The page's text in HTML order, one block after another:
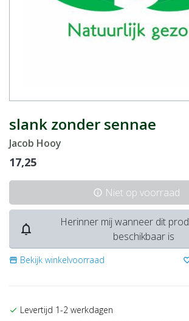
slank zonder sennae
Jacob Hooy
17,25
info Niet op voorraad
notifications_none
Herinner mij wanneer dit
beschikbaar is
storefront Bekijk winkelvoorraad
check Levertijd 1-2 werkdagen